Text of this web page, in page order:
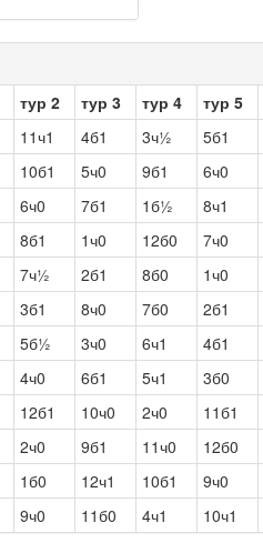
тур 2 тур 3 тур 4 тур 5
11ч1 4б1 3ч½ 5б1
10б1 5ч0 9б1 6ч0
6ч0 7б1 1б½ 8ч1
8б1 1ч0 12б0 7ч0
7ч½ 2б1 8б0 1ч0
3б1 8ч0 7б0 2б1
5б½ 3ч0 6ч1 4б1
4ч0 6б1 5ч1 3б0
12б1 10ч0 2ч0 11б1
2ч0 9б1 11ч0 12б0
1б0 12ч1 10б1 9ч0
9ч0 11б0 4ч1 10ч1